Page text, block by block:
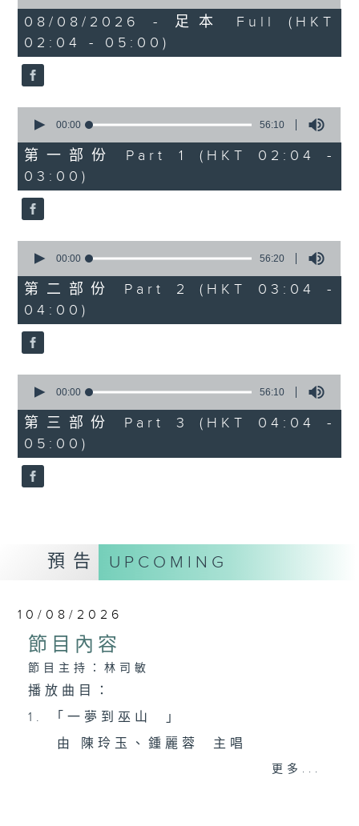
3. 「怡紅公子祭瀟湘之葬花」
由 蓋鳴暉、尹飛燕 主唱
4. 「火海君臣」
由 龍貫天、丁凡 主唱
5. 「鸞飄鳳更飄」
6. 「花落始逢君」
由 張月兒、伍木蘭 主唱
2
hours,
48
minutes,
0
seconds
08/08/2026 - 足本 Full (HKT
02:04 - 05:00)
seconds
56
minutes,
10
seconds
00:00 56:10
第一部份 Part 1 (HKT 02:04 -
03:00)
seconds
56
minutes,
20
seconds
00:00 56:20
第二部份 Part 2 (HKT 03:04 -
04:00)
seconds
56
minutes,
10
seconds
00:00 56:10
第三部份 Part 3 (HKT 04:04 -
05:00)
預告 UPCOMING
10/08/2026
節目內容
節目主持：林司敏
播放曲目：
1. 「一夢到巫山 」
由 陳玲玉、鍾麗蓉 主唱
更多...